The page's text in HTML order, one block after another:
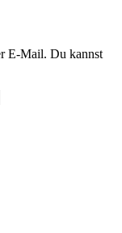
E-Mail. Du kannst